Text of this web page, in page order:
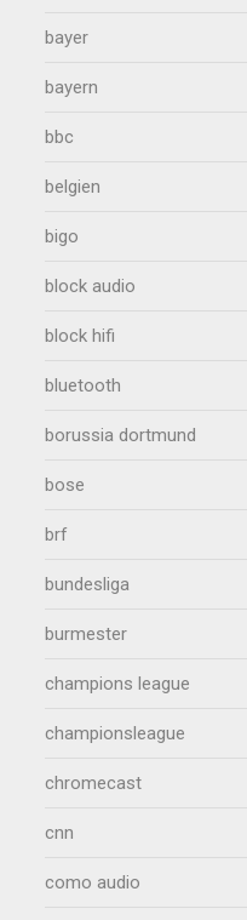
bayer
bayern
bbc
belgien
bigo
block audio
block hifi
bluetooth
borussia dortmund
bose
brf
bundesliga
burmester
champions league
championsleague
chromecast
cnn
como audio